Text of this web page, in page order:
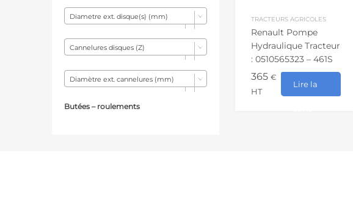
TRACTEURS AGRICOLES
Renault Pompe
Hydraulique Tracteur
: 0510565323 – 461S
551 851
365 €
HT
Lire la
Diametre ext. disque(s) (mm)
Cannelures disques (Z)
Diamètre ext. cannelures (mm)
Butées – roulements